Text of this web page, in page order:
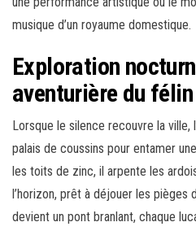
musique d’un royaume domestique.
Exploration
aventurière du
Lorsque le silence recouvre la ville,
palais de coussins pour entamer
les toits de zinc, il arpente les
l’horizon, prêt à déjouer les pièges
devient un pont branlant, chaque